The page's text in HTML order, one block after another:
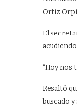
Ortiz
El
“Hoy nos
Resaltó
buscado